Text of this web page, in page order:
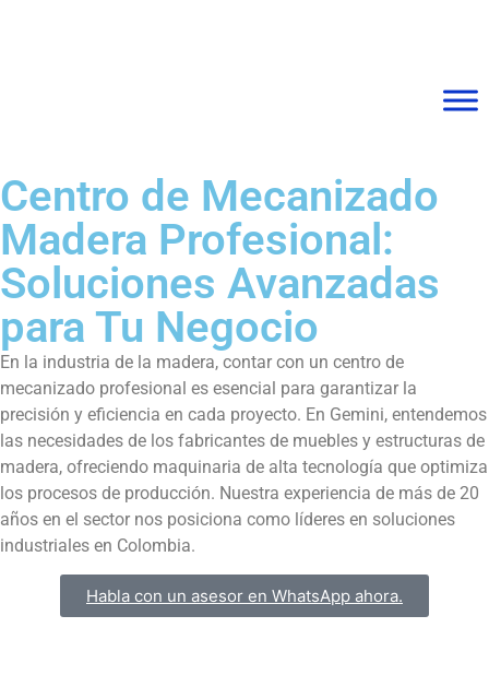
Centro de Mecanizado
Madera Profesional:
Soluciones Avanzadas
para Tu Negocio
En la industria de la madera, contar con un centro de
mecanizado profesional es esencial para garantizar la
precisión y eficiencia en cada proyecto. En Gemini, entendemos
las necesidades de los fabricantes de muebles y estructuras de
madera, ofreciendo maquinaria de alta tecnología que optimiza
los procesos de producción. Nuestra experiencia de más de 20
años en el sector nos posiciona como líderes en soluciones
industriales en Colombia.
Habla con un asesor en WhatsApp ahora.